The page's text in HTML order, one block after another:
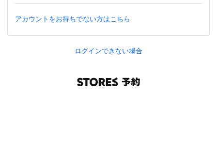
アカウントをお持ちでない方はこちら
ログインできない場合